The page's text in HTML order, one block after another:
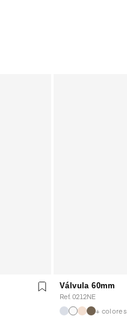
Válvula 60mm
Ref. 0212NE
+ colores